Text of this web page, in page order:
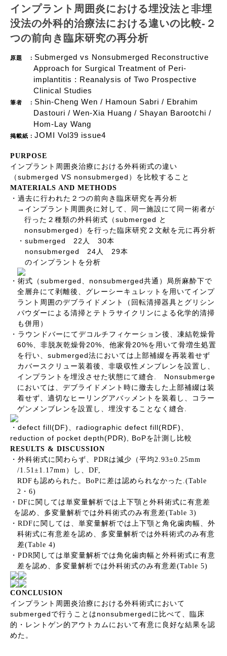
インプラント周囲炎における埋没法と非埋
没法の外科的治療法における違いの比較-２
つの前向き臨床研究の再分析
原題 ： Submerged vs Nonsubmerged Reconstructive
Approach for Surgical Treatment of Peri-
implantitis : Reanalysis of Two Prospective
Clinical Studies
筆者 ： Shin-Cheng Wen / Hamoun Sabri / Ebrahim
Dastouri / Wen-Xia Huang / Shayan Barootchi /
Hom-Lay Wang
掲載紙： JOMI Vol39 issue4
PURPOSE
インプラント周囲炎治療における外科術式の違い
（ submerged VS nonsubmerged ）を比較すること
MATERIALS AND METHODS
・過去に行われた２つの前向き臨床研究を再分析
→インプラント周囲炎に対して、同一施設にて同一術者が
行った２種類の外科術式（ submerged と
nonsubmerged ）を行った臨床研究２文献を元に再分析
・ submerged 22 人 30本
nonsubmerged 24 人 29本
のインプラントを分析
・術式（ submerged 、 nonsubmerged共通）局所麻酔下で
全層弁にて剥離後、グレーシーキュレットを用いてインプ
ラント周囲のデブライドメント（回転清掃器具とグリシン
パウダーによる清掃とテトラサイクリンによる化学的清掃
も併用）
・ラウンドバーにてデコルチフィケーション後、凍結乾燥骨
60%、非脱灰乾燥骨20%、他家骨20%を用いて骨増生処置
を行い、 submerged法においては上部補綴を再装着せず
カバースクリュー装着後、非吸収性メンブレンを設置し、
インプラントを埋没させた状態にて縫合 . Nonsubmerge
においては、デブライドメント時に撤去した上部補綴は装
着せず、適切なヒーリングアバッメントを装着し、コラー
ゲンメンブレンを設置し、埋没することなく縫合 .
・ defect fill(DF) 、 radiographic defect fill(RDF) 、
reduction of pocket depth(PDR), BoPを計測し比較
RESULTS & DISCUSSION
・外科術式に関わらず、 PDRは減少（平均2.93±0.25mm
/1.51± 1.17mm ）し、 DF,
RDF も認められた。 BoPに差は認められなかった .(Table
2 ・ 6)
・ DFに関しては単変量解析では上下顎と外科術式に有意差
を認め、多変量解析では外科術式のみ有意差(Table 3)
・ RDFに関しては、単変量解析では上下顎と角化歯肉幅、外
科術式に有意差を認め、多変量解析では外科術式のみ有意
差(Table 4)
・ PDR関しては単変量解析では角化歯肉幅と外科術式に有意
差を認め、多変量解析では外科術式のみ有意差(Table 5)
CONCLUSION
インプラント周囲炎治療における外科術式において
submerged で行うことは nonsubmerged に比べて、臨床
的・レントゲン的アウトカムにおいて有意に良好な結果を認
めた。